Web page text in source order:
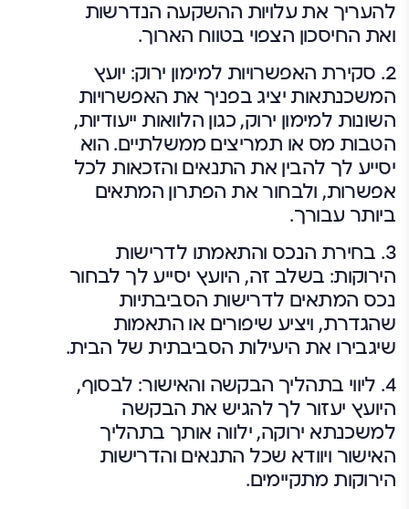
להעריך את עלויות ההשקעה הנדרשות
ואת החיסכון הצפוי בטווח הארוך.
2. סקירת האפשרויות למימון ירוק:
יועץ
המשכנתאות יציג בפניך את האפשרויות
השונות למימון ירוק, כגון הלוואות ייעודיות,
הטבות מס או תמריצים ממשלתיים. הוא
יסייע לך להבין את התנאים והזכאות לכל
אפשרות, ולבחור את הפתרון המתאים
ביותר עבורך.
3. בחירת הנכס והתאמתו לדרישות
הירוקות: בשלב זה, היועץ יסייע לך לבחור
נכס המתאים לדרישות הסביבתיות
שהגדרת, ויציע שיפורים או התאמות
שיגבירו את היעילות הסביבתית של הבית.
4. ליווי בתהליך הבקשה והאישור:
לבסוף,
היועץ יעזור לך להגיש את הבקשה
למשכנתא ירוקה, ילווה אותך בתהליך
האישור ויוודא שכל התנאים והדרישות
הירוקות מתקיימים.